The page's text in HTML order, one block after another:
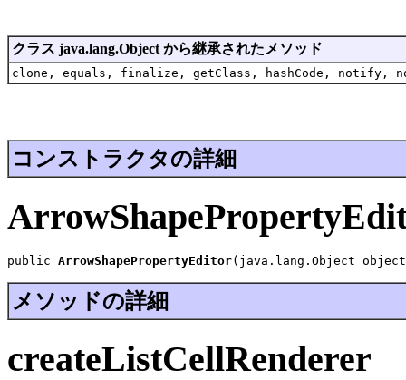
クラス java.lang.Object から継承されたメソッド
clone, equals, finalize, getClass, hashCode,
コンストラクタの詳細
public ArrowShapePropertyEditor(java.lang.Object
メソッドの詳細
createListCellRenderer